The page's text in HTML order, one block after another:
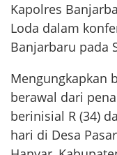
Kapolres
Loda dalam
Banjarbaru pada
Mengungkapkan
berawal dari
berinisial R (34)
hari di Desa